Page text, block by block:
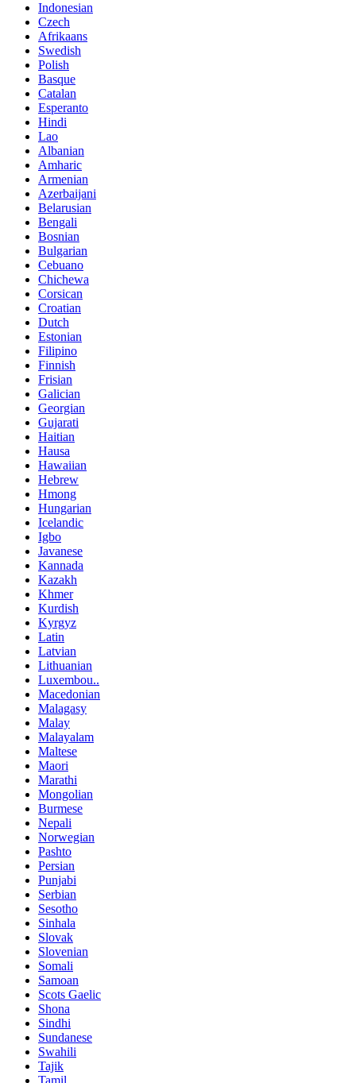
Indonesian
Czech
Afrikaans
Swedish
Polish
Basque
Catalan
Esperanto
Hindi
Lao
Albanian
Amharic
Armenian
Azerbaijani
Belarusian
Bengali
Bosnian
Bulgarian
Cebuano
Chichewa
Corsican
Croatian
Dutch
Estonian
Filipino
Finnish
Frisian
Galician
Georgian
Gujarati
Haitian
Hausa
Hawaiian
Hebrew
Hmong
Hungarian
Icelandic
Igbo
Javanese
Kannada
Kazakh
Khmer
Kurdish
Kyrgyz
Latin
Latvian
Lithuanian
Luxembou..
Macedonian
Malagasy
Malay
Malayalam
Maltese
Maori
Marathi
Mongolian
Burmese
Nepali
Norwegian
Pashto
Persian
Punjabi
Serbian
Sesotho
Sinhala
Slovak
Slovenian
Somali
Samoan
Scots Gaelic
Shona
Sindhi
Sundanese
Swahili
Tajik